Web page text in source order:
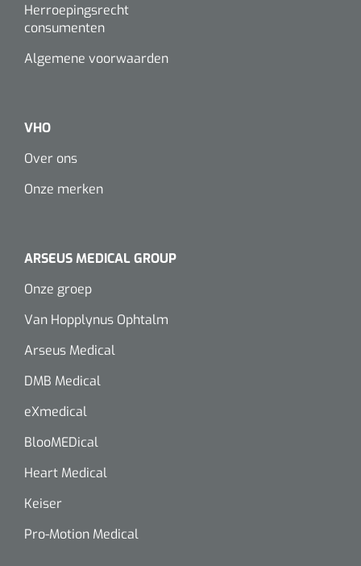
Herroepingsrecht
consumenten
Algemene voorwaarden
VHO
Over ons
Onze merken
ARSEUS MEDICAL GROUP
Onze groep
Van Hopplynus Ophtalm
Arseus Medical
DMB Medical
eXmedical
BlooMEDical
Heart Medical
Keiser
Pro-Motion Medical